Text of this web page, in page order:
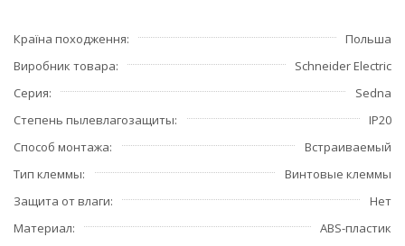
Країна походження
Польша
Виробник товара
Schneider Electric
Серия
Sedna
Степень пылевлагозащиты
IP20
Способ монтажа
Встраиваемый
Тип клеммы
Винтовые клеммы
Защита от влаги
Нет
Материал
ABS-пластик